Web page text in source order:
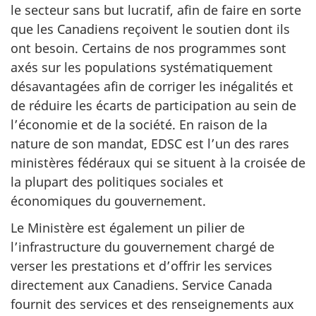
le secteur sans but lucratif, afin de faire en sorte
que les Canadiens reçoivent le soutien dont ils
ont besoin. Certains de nos programmes sont
axés sur les populations systématiquement
désavantagées afin de corriger les inégalités et
de réduire les écarts de participation au sein de
l’économie et de la société. En raison de la
nature de son mandat, EDSC est l’un des rares
ministères fédéraux qui se situent à la croisée de
la plupart des politiques sociales et
économiques du gouvernement.
Le Ministère est également un pilier de
l’infrastructure du gouvernement chargé de
verser les prestations et d’offrir les services
directement aux Canadiens. Service Canada
fournit des services et des renseignements aux